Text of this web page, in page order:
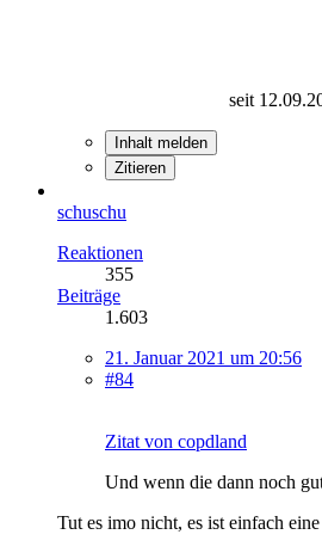
seit
Inhalt melden
Zitieren
schuschu
Reaktionen
355
Beiträge
1.603
21. Januar 2021 um 20:56
#84
Zitat von copdland
Und wenn die dann noch
Tut es imo nicht, es ist einfach